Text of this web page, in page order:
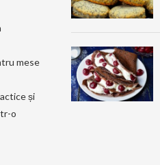
mese
și
o